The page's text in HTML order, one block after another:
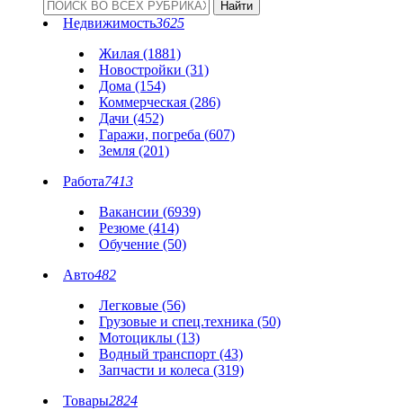
Недвижимость3625
Жилая (1881)
Новостройки (31)
Дома (154)
Коммерческая (286)
Дачи (452)
Гаражи, погреба (607)
Земля (201)
Работа7413
Вакансии (6939)
Резюме (414)
Обучение (50)
Авто482
Легковые (56)
Грузовые и спец.техника (50)
Мотоциклы (13)
Водный транспорт (43)
Запчасти и колеса (319)
Товары2824